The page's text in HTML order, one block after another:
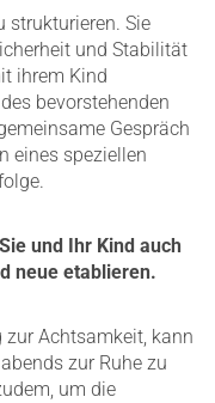
strukturieren. Sie
und Stabilität
ihrem Kind
bevorstehenden
Gespräch
eines speziellen
und Ihr Kind auch
neue etablieren.
zur Achtsamkeit, kann
zur Ruhe zu
um die